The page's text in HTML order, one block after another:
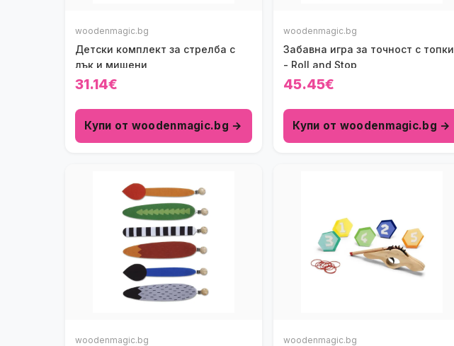
woodenmagic.bg
Детски комплект за стрелба с
лък и мишени
31.14€
Купи от woodenmagic.bg →
woodenmagic.bg
Забавна игра за точност с топки
- Roll and Stop
45.45€
Купи от woodenmagic.bg →
woodenmagic.bg woodenmagic.bg